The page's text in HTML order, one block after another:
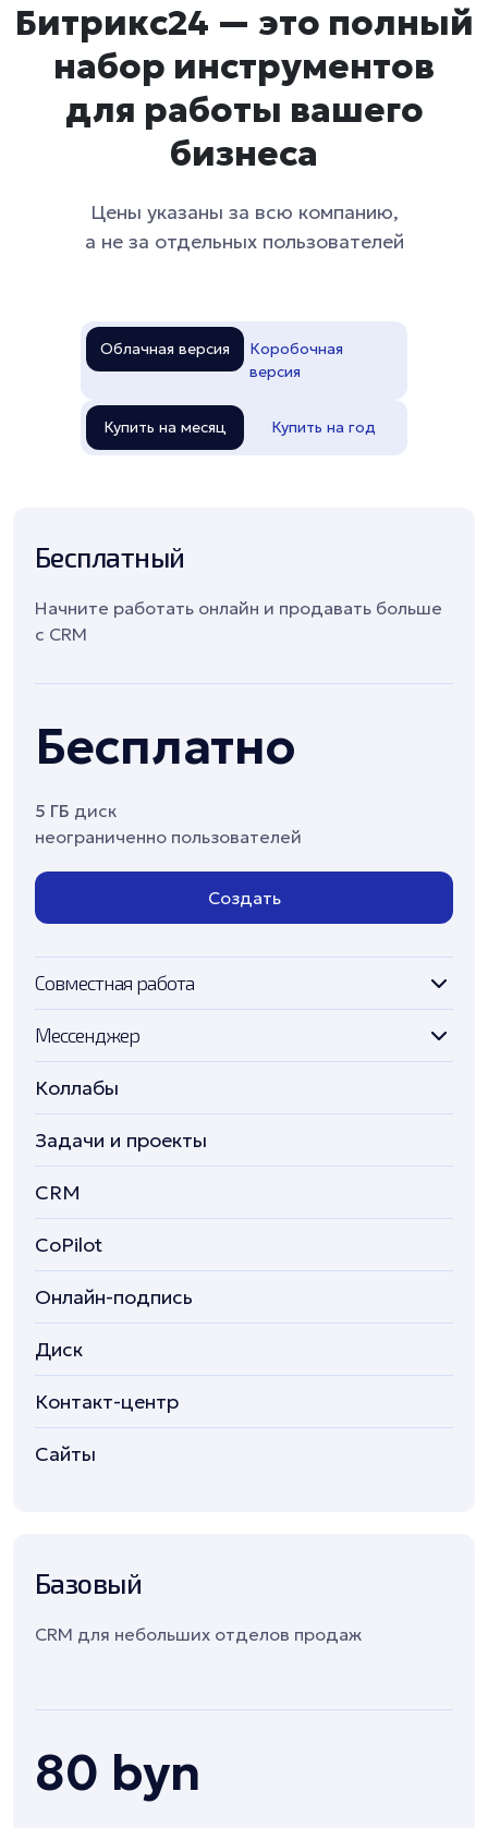
Битрикс24 — это полный
набор инструментов
для работы вашего
бизнеса
Цены указаны за всю компанию,
а не за отдельных пользователей
Облачная версия
Коробочная
версия
Купить на месяц Купить на год
Бесплатный
Начните работать онлайн и продавать больше
с CRM
Бесплатно
5 ГБ диск
неограниченно пользователей
Создать
Совместная работа
Мессенджер
Коллабы
Задачи и проекты
CRM
CoPilot
Онлайн-подпись
Диск
Контакт-центр
Сайты
Базовый
CRM для небольших отделов продаж
80 byn